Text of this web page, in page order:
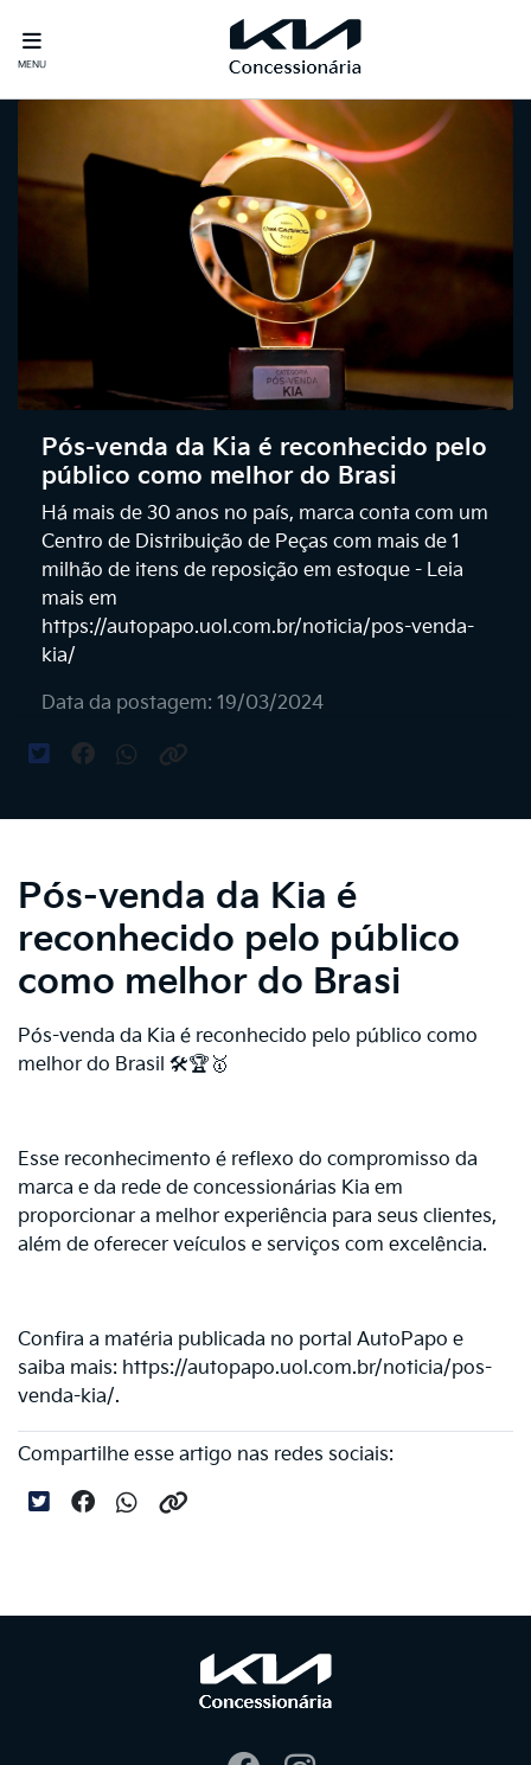
MENU
Pós-venda da Kia é reconhecido pelo
público como melhor do Brasi
Há mais de 30 anos no país, marca conta com um
Centro de Distribuição de Peças com mais de 1
milhão de itens de reposição em estoque - Leia
mais em
https://autopapo.uol.com.br/noticia/pos-venda-
kia/
Data da postagem: 19/03/2024
Pós-venda da Kia é
reconhecido pelo público
como melhor do Brasi
Pós-venda da Kia é reconhecido pelo público como
melhor do Brasil 🛠🏆🥇
Esse reconhecimento é reflexo do compromisso da
marca e da rede de concessionárias Kia em
proporcionar a melhor experiência para seus clientes,
além de oferecer veículos e serviços com excelência.
Confira a matéria publicada no portal AutoPapo e
saiba mais: https://autopapo.uol.com.br/noticia/pos-
venda-kia/.
Compartilhe esse artigo nas redes sociais: